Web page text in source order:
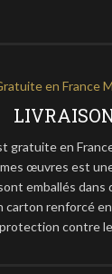
en France
gratuite en
mes œuvres est
emballés dans
carton renforcé
contre